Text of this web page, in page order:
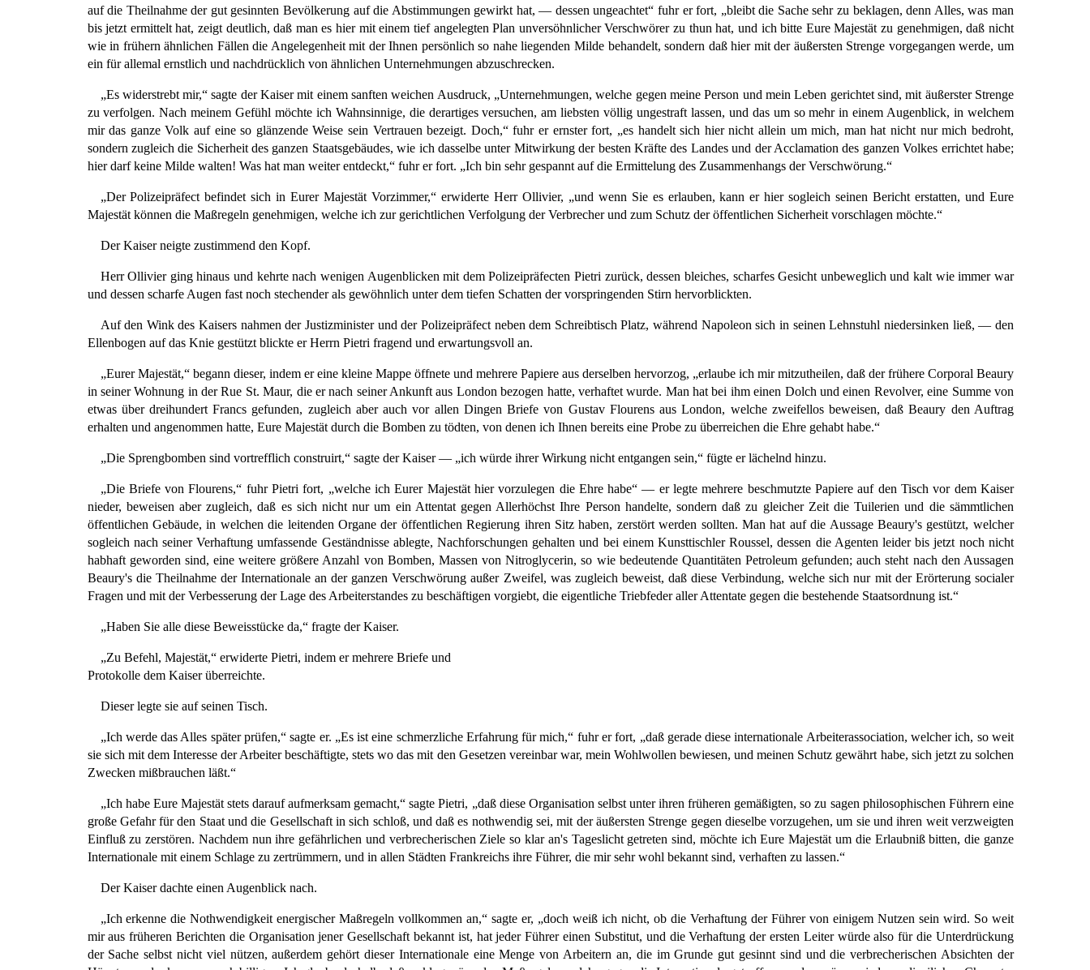
auf die Theilnahme der gut gesinnten Bevölkerung auf die Abstimmungen gewirkt hat, — dessen ungeachtet“ fuhr er fort, „bleibt die Sache sehr zu beklagen, denn Alles, was man
bis jetzt ermittelt hat, zeigt deutlich, daß man es hier mit einem tief angelegten Plan unversöhnlicher Verschwörer zu thun hat, und ich bitte Eure Majestät zu genehmigen, daß nicht
wie in frühern ähnlichen Fällen die Angelegenheit mit der Ihnen persönlich so nahe liegenden Milde behandelt, sondern daß hier mit der äußersten Strenge vorgegangen werde, um
ein für allemal ernstlich und nachdrücklich von ähnlichen Unternehmungen abzuschrecken.
„Es widerstrebt mir,“ sagte der Kaiser mit einem sanften weichen Ausdruck, „Unternehmungen, welche gegen meine Person und mein Leben gerichtet sind, mit äußerster Strenge
zu verfolgen. Nach meinem Gefühl möchte ich Wahnsinnige, die derartiges versuchen, am liebsten völlig ungestraft lassen, und das um so mehr in einem Augenblick, in welchem
mir das ganze Volk auf eine so glänzende Weise sein Vertrauen bezeigt. Doch,“ fuhr er ernster fort, „es handelt sich hier nicht allein um mich, man hat nicht nur mich bedroht,
sondern zugleich die Sicherheit des ganzen Staatsgebäudes, wie ich dasselbe unter Mitwirkung der besten Kräfte des Landes und der Acclamation des ganzen Volkes errichtet habe;
hier darf keine Milde walten! Was hat man weiter entdeckt,“ fuhr er fort. „Ich bin sehr gespannt auf die Ermittelung des Zusammenhangs der Verschwörung.“
„Der Polizeipräfect befindet sich in Eurer Majestät Vorzimmer,“ erwiderte Herr Ollivier, „und wenn Sie es erlauben, kann er hier sogleich seinen Bericht erstatten, und Eure
Majestät können die Maßregeln genehmigen, welche ich zur gerichtlichen Verfolgung der Verbrecher und zum Schutz der öffentlichen Sicherheit vorschlagen möchte.“
Der Kaiser neigte zustimmend den Kopf.
Herr Ollivier ging hinaus und kehrte nach wenigen Augenblicken mit dem Polizeipräfecten Pietri zurück, dessen bleiches, scharfes Gesicht unbeweglich und kalt wie immer war
und dessen scharfe Augen fast noch stechender als gewöhnlich unter dem tiefen Schatten der vorspringenden Stirn hervorblickten.
Auf den Wink des Kaisers nahmen der Justizminister und der Polizeipräfect neben dem Schreibtisch Platz, während Napoleon sich in seinen Lehnstuhl niedersinken ließ, — den
Ellenbogen auf das Knie gestützt blickte er Herrn Pietri fragend und erwartungsvoll an.
„Eurer Majestät,“ begann dieser, indem er eine kleine Mappe öffnete und mehrere Papiere aus derselben hervorzog, „erlaube ich mir mitzutheilen, daß der frühere Corporal Beaury
in seiner Wohnung in der Rue St. Maur, die er nach seiner Ankunft aus London bezogen hatte, verhaftet wurde. Man hat bei ihm einen Dolch und einen Revolver, eine Summe von
etwas über dreihundert Francs gefunden, zugleich aber auch vor allen Dingen Briefe von Gustav Flourens aus London, welche zweifellos beweisen, daß Beaury den Auftrag
erhalten und angenommen hatte, Eure Majestät durch die Bomben zu tödten, von denen ich Ihnen bereits eine Probe zu überreichen die Ehre gehabt habe.“
„Die Sprengbomben sind vortrefflich construirt,“ sagte der Kaiser — „ich würde ihrer Wirkung nicht entgangen sein,“ fügte er lächelnd hinzu.
„Die Briefe von Flourens,“ fuhr Pietri fort, „welche ich Eurer Majestät hier vorzulegen die Ehre habe“ — er legte mehrere beschmutzte Papiere auf den Tisch vor dem Kaiser
nieder, beweisen aber zugleich, daß es sich nicht nur um ein Attentat gegen Allerhöchst Ihre Person handelte, sondern daß zu gleicher Zeit die Tuilerien und die sämmtlichen
öffentlichen Gebäude, in welchen die leitenden Organe der öffentlichen Regierung ihren Sitz haben, zerstört werden sollten. Man hat auf die Aussage Beaury's gestützt, welcher
sogleich nach seiner Verhaftung umfassende Geständnisse ablegte, Nachforschungen gehalten und bei einem Kunsttischler Roussel, dessen die Agenten leider bis jetzt noch nicht
habhaft geworden sind, eine weitere größere Anzahl von Bomben, Massen von Nitroglycerin, so wie bedeutende Quantitäten Petroleum gefunden; auch steht nach den Aussagen
Beaury's die Theilnahme der Internationale an der ganzen Verschwörung außer Zweifel, was zugleich beweist, daß diese Verbindung, welche sich nur mit der Erörterung socialer
Fragen und mit der Verbesserung der Lage des Arbeiterstandes zu beschäftigen vorgiebt, die eigentliche Triebfeder aller Attentate gegen die bestehende Staatsordnung ist.“
„Haben Sie alle diese Beweisstücke da,“ fragte der Kaiser.
„Zu Befehl, Majestät,“ erwiderte Pietri, indem er mehrere Briefe und
Protokolle dem Kaiser überreichte.
Dieser legte sie auf seinen Tisch.
„Ich werde das Alles später prüfen,“ sagte er. „Es ist eine schmerzliche Erfahrung für mich,“ fuhr er fort, „daß gerade diese internationale Arbeiterassociation, welcher ich, so weit
sie sich mit dem Interesse der Arbeiter beschäftigte, stets wo das mit den Gesetzen vereinbar war, mein Wohlwollen bewiesen, und meinen Schutz gewährt habe, sich jetzt zu solchen
Zwecken mißbrauchen läßt.“
„Ich habe Eure Majestät stets darauf aufmerksam gemacht,“ sagte Pietri, „daß diese Organisation selbst unter ihren früheren gemäßigten, so zu sagen philosophischen Führern eine
große Gefahr für den Staat und die Gesellschaft in sich schloß, und daß es nothwendig sei, mit der äußersten Strenge gegen dieselbe vorzugehen, um sie und ihren weit verzweigten
Einfluß zu zerstören. Nachdem nun ihre gefährlichen und verbrecherischen Ziele so klar an's Tageslicht getreten sind, möchte ich Eure Majestät um die Erlaubniß bitten, die ganze
Internationale mit einem Schlage zu zertrümmern, und in allen Städten Frankreichs ihre Führer, die mir sehr wohl bekannt sind, verhaften zu lassen.“
Der Kaiser dachte einen Augenblick nach.
„Ich erkenne die Nothwendigkeit energischer Maßregeln vollkommen an,“ sagte er, „doch weiß ich nicht, ob die Verhaftung der Führer von einigem Nutzen sein wird. So weit
mir aus früheren Berichten die Organisation jener Gesellschaft bekannt ist, hat jeder Führer einen Substitut, und die Verhaftung der ersten Leiter würde also für die Unterdrückung
der Sache selbst nicht viel nützen, außerdem gehört dieser Internationale eine Menge von Arbeitern an, die im Grunde gut gesinnt sind und die verbrecherischen Absichten der